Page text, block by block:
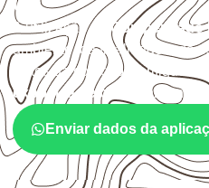
A utilização do Compensado
ambiente, da finalidade e da
Antes da cotação, verifique a
exposição e o acabamento
Enviar dados da